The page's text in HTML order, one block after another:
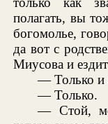
полагать, вы
богомолье,
да вот с
Миусова и
— Только и
— Только.
— Стой,